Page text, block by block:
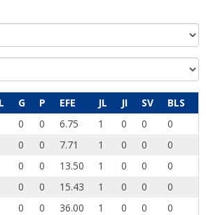
G P EFE JL JI SV BLS
0 0 6.75 1 0 0 0
0 0 7.71 1 0 0 0
0 0 13.50 1 0 0 0
0 0 15.43 1 0 0 0
0 0 36.00 1 0 0 0